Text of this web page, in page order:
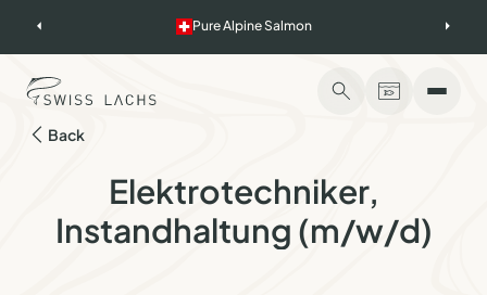
Pure Alpine Salmon
Back
Elektrotechniker,
Instandhaltung (m/w/d)